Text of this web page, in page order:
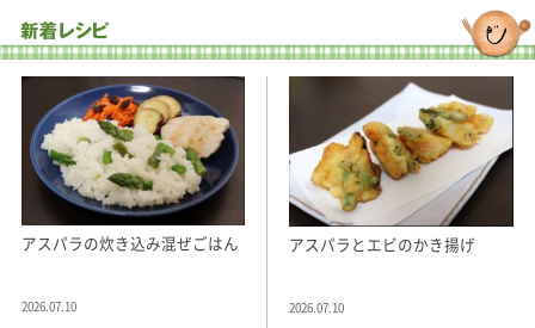
アスパラの炊き込み混ぜごはん
2026.07.10
アスパラとエビのかき揚げ
2026.07.10